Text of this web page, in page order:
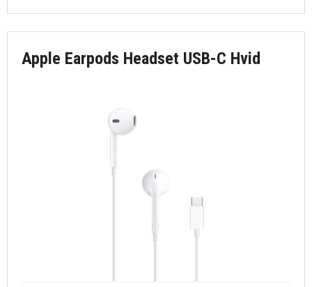
Apple Earpods Headset USB-C Hvid